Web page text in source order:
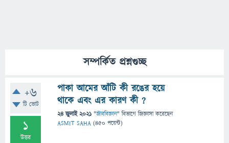
সম্পর্কিত প্রশ্নগুচ্ছ
+6
টি ভোট
1
উত্তর
পাকা আমের আঁটি কী রঙের হয়ে
থাকে এবং এর কারণ কী ?
24 জুলাই 2021 "জীববিজ্ঞান" বিভাগে জিজ্ঞাসাকরেছেন
ASMIT SAHA (450 পয়েন্ট)